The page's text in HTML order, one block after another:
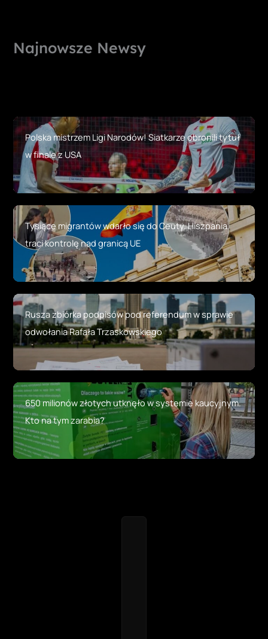
Najnowsze Newsy
Polska mistrzem Ligi Narodów! Siatkarze obronili tytuł
w finale z USA
Tysiące migrantów wdarło się do Ceuty. Hiszpania
traci kontrolę nad granicą UE
Rusza zbiórka podpisów pod referendum w sprawie
odwołania Rafała Trzaskowskiego
650 milionów złotych utknęło w systemie kaucyjnym.
Kto na tym zarabia?